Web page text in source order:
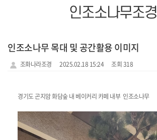
인조소나무조경
인조소나무 목대 및 공간활용 이미지
조화나라조경 2025.02.18 15:24 조회 318
경기도 곤지암 화담숲 내 베이커리 카페 내부 인조소나무